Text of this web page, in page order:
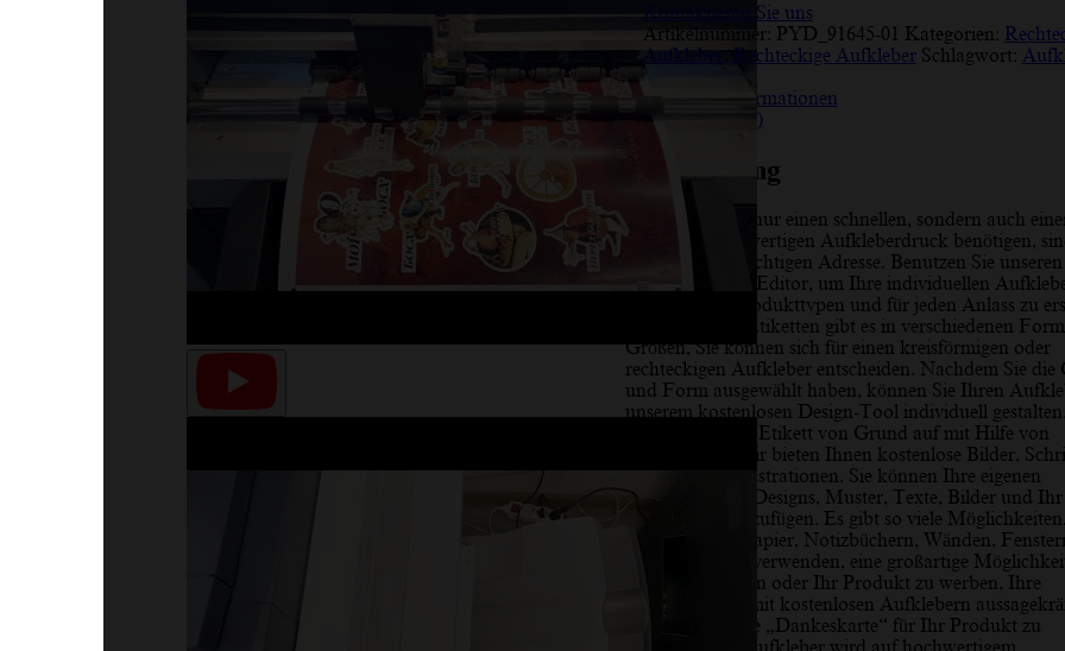
Kontaktieren Sie uns
Artikelnummer: PYD_91645-01 Kategorien:
Aufkleber Rechteckige Aufkleber Schlagwort:
Beschreibung
Zusätzliche Informationen
Rezensionen (10)
Beschreibung
Wenn Sie nicht nur einen schnellen, sondern auch
qualitativ hochwertigen Aufkleberdruck benötigen,
bei uns an der richtigen Adresse. Benutzen Sie
zu bedienenden Editor, um Ihre individuellen
verschiedene Produkttypen und für jeden Anlass zu
Personalisierte Etiketten gibt es in verschiedenen
Größen, Sie können sich für einen kreisförmigen oder
rechteckigen Aufkleber entscheiden. Nachdem Sie die
und Form ausgewählt haben, können Sie Ihren
unserem kostenlosen Design-Tool individuell gestalten.
Erstellen Sie Ihr Etikett von Grund auf mit Hilfe von
Werkzeugen. Wir bieten Ihnen kostenlose Bilder,
Cliparts und Illustrationen. Sie können Ihre eigenen
Informationen, Designs, Muster, Texte, Bilder und Ihr
Firmenlogo hinzufügen. Es gibt so viele Möglichkeiten,
Aufkleber auf Papier, Notizbüchern, Wänden,
Geschenken zu verwenden, eine großartige
Ihr Unternehmen oder Ihr Produkt zu werben, Ihre
Verpackungen mit kostenlosen Aufklebern
zu gestalten, eine „Dankeskarte“ für Ihr Produkt zu